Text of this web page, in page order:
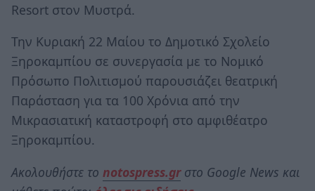
Resort στον Μυστρά.
Την Κυριακή 22 Μαίου το Δημοτικό Σχολείο
Ξηροκαμπίου σε συνεργασία με το Νομικό
Πρόσωπο Πολιτισμού παρουσιάζει θεατρική
Παράσταση για τα 100 Χρόνια από την
Μικρασιατική καταστροφή στο αμφιθέατρο
Ξηροκαμπίου.
Ακολουθήστε το notospress.grστο Google News και